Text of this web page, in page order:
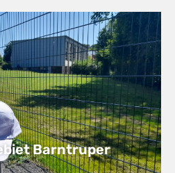
Barntruper